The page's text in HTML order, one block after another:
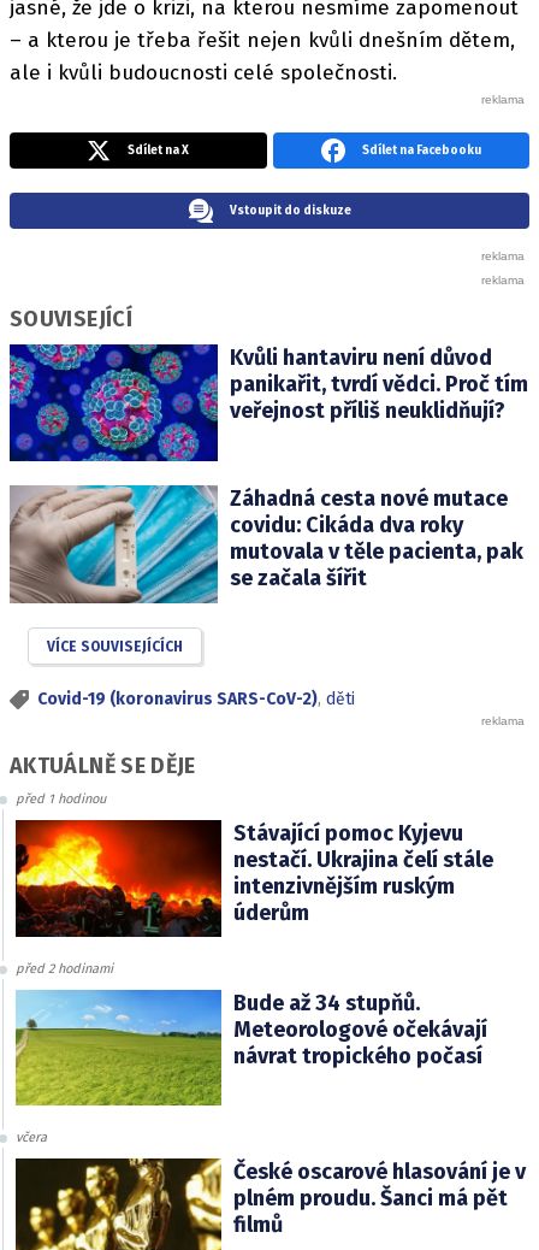
jasné, že jde o krizi, na kterou nesmíme zapomenout
– a kterou je třeba řešit nejen kvůli dnešním dětem,
ale i kvůli budoucnosti celé společnosti.
Sdílet na X Sdílet na Facebooku
Vstoupit do diskuze
SOUVISEJÍCÍ
Kvůli hantaviru není důvod
panikařit, tvrdí vědci. Proč tím
veřejnost příliš neuklidňují?
Záhadná cesta nové mutace
covidu: Cikáda dva roky
mutovala v těle pacienta, pak
se začala šířit
VÍCE SOUVISEJÍCÍCH
Covid-19 (koronavirus SARS-CoV-2), děti
AKTUÁLNĚ SE DĚJE
před 1 hodinou
Stávající pomoc Kyjevu
nestačí. Ukrajina čelí stále
intenzivnějším ruským
úderům
před 2 hodinami
Bude až 34 stupňů.
Meteorologové očekávají
návrat tropického počasí
včera
České oscarové hlasování je v
plném proudu. Šanci má pět
filmů